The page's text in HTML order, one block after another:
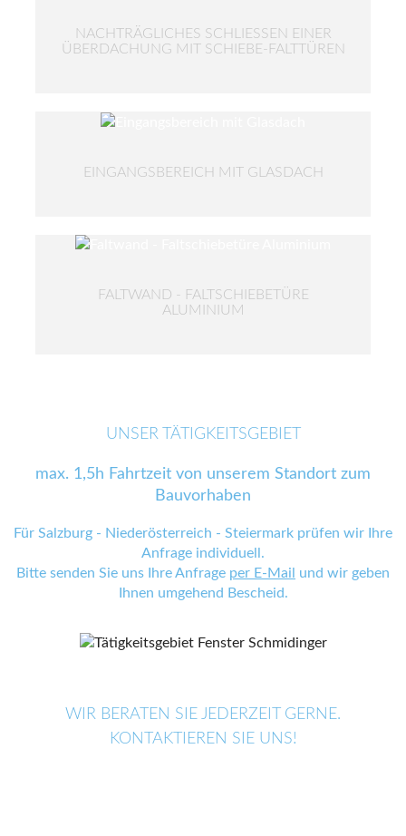
NACHTRÄGLICHES SCHLIESSEN EINER Ü
BERDACHUNG MIT SCHIEBE-FALTTÜREN
EINGANGSBEREICH MIT GLASDACH
FALTWAND - FALTSCHIEBETÜRE
ALUMINIUM
UNSER TÄTIGKEITSGEBIET
max. 1,5h Fahrtzeit von unserem Standort zum
Bauvorhaben
Für Salzburg - Niederösterreich - Steiermark prüfen wir Ihre
Anfrage individuell.
Bitte senden Sie uns Ihre Anfrage per E-Mail
und wir geben
Ihnen umgehend Bescheid.
WIR BERATEN SIE JEDERZEIT GERNE.
KONTAKTIEREN SIE UNS!